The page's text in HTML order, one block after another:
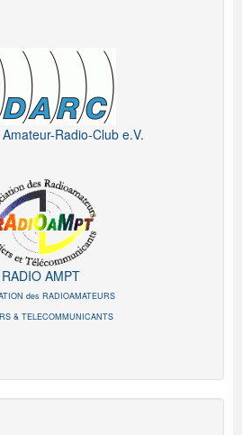
Radio-Club e.V.
RADIO AMPT
des RADIOAMATEURS
& TELECOMMUNICANTS